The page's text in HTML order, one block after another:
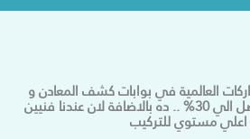
العالمية في بوابات كشف المعادن و
أكثرها مبيعا بخصومات تصل الي 30% .. ده بالاضافة لان عندنا فنيين
مستوي للتركيب